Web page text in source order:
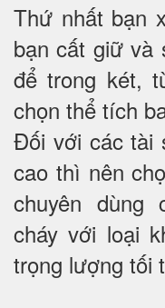
Thứ nhất bạn
bạn cất giữ và
để trong két,
chọn thể tích
Đối với các tài
cao thì nên
chuyên dùng
cháy với loại
trọng lượng tối